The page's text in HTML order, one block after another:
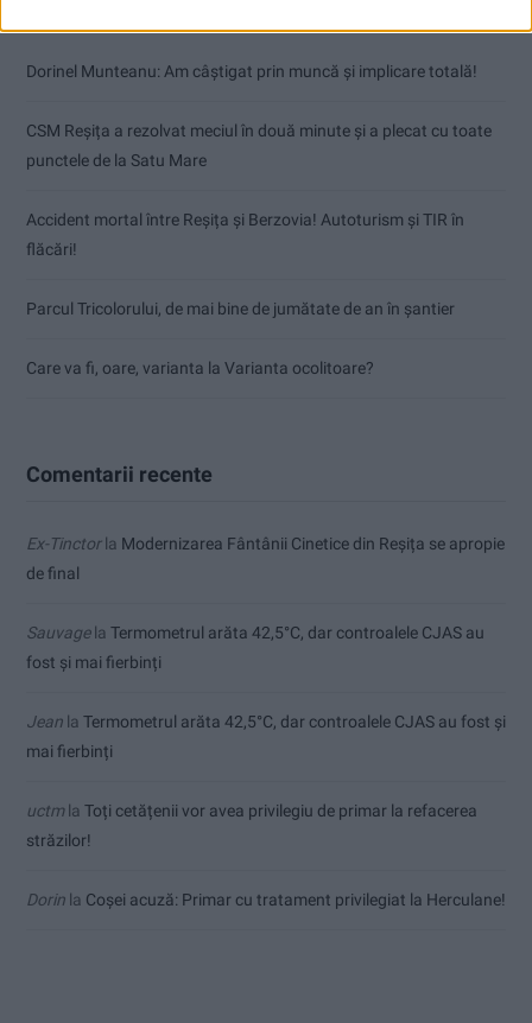
Dorinel Munteanu: Am câștigat prin muncă și implicare totală!
CSM Reșița a rezolvat meciul în două minute și a plecat cu toate
punctele de la Satu Mare
Accident mortal între Reșița și Berzovia! Autoturism și TIR în
flăcări!
Parcul Tricolorului, de mai bine de jumătate de an în șantier
Care va fi, oare, varianta la Varianta ocolitoare?
Comentarii recente
Ex-Tinctorla Modernizarea Fântânii Cinetice din Reșița se apropie
de final
Sauvagela Termometrul arăta 42,5°C, dar controalele CJAS au
fost și mai fierbinți
Jean la Termometrul arăta 42,5°C, dar controalele CJAS au fost și
mai fierbinți
uctmla Toți cetățenii vor avea privilegiu de primar la refacerea
străzilor!
Dorin la Coșei acuză: Primar cu tratament privilegiat la Herculane!